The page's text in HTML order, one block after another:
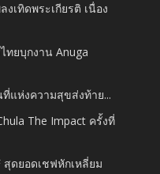
เทิดพระเกียรติ เนื่อง
ทยบุกงาน Anuga
ที่แห่งความสุขส่งท้าย...
The Impact ครั้งที่
สุดยอดเชฟหักเหลี่ยม